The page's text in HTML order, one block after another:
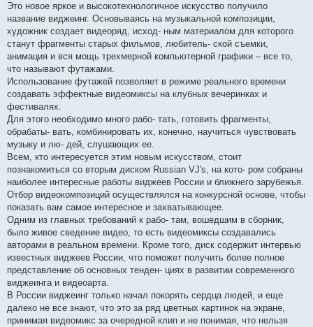
Это новое яркое и высокотехнологичное искусство получило
название виджеинг. Основываясь на музыкальной композиции,
художник создает видеоряд, исход- ным материалом для которого
станут фрагменты старых фильмов, любитель- ской съемки,
анимация и вся мощь трехмерной компьютерной графики – все то,
что называют футажами.
Использование футажей позволяет в режиме реального времени
создавать эффектные видеомиксы на клубных вечеринках и
фестивалях.
Для этого необходимо много рабо- тать, готовить фрагменты,
обрабаты- вать, комбинировать их, конечно, научиться чувствовать
музыку и лю- дей, слушающих ее.
Всем, кто интересуется этим новым искусством, стоит
познакомиться со вторым диском Russian VJ's, на кото- ром собраны
наиболее интересные работы виджеев России и ближнего зарубежья.
Отбор видеокомпозиций осуществлялся на конкурсной основе, чтобы
показать вам самое интересное и захватывающее.
Одним из главных требований к рабо- там, вошедшим в сборник,
было живое сведение видео, то есть видеомиксы создавались
авторами в реальном времени. Кроме того, диск содержит интервью
известных виджеев России, что поможет получить более полное
представление об основных тенден- циях в развитии современного
виджеинга и видеоарта.
В России виджеинг только начал покорять сердца людей, и еще
далеко не все знают, что это за ряд цветных картинок на экране,
принимая видеомикс за очередной клип и не понимая, что нельзя